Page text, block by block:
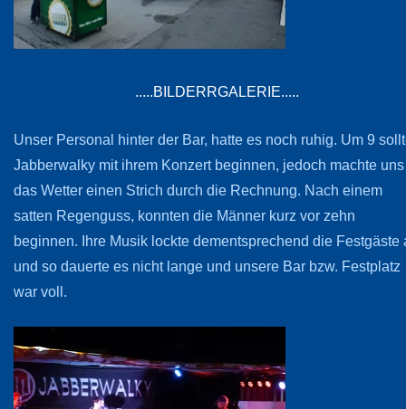
.....BILDERRGALERIE.....
Unser Personal hinter der Bar, hatte es noch ruhig. Um 9
Jabberwalky mit ihrem Konzert beginnen, jedoch machte uns
das Wetter einen Strich durch die Rechnung. Nach einem
satten Regenguss, konnten die Männer kurz vor zehn
beginnen. Ihre Musik lockte dementsprechend die Festgäste
und so dauerte es nicht lange und unsere Bar bzw. Festplatz
war voll.